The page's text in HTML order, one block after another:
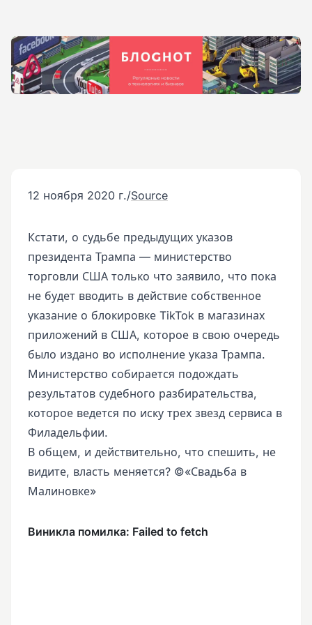
12 ноября 2020 г./Source
Кстати, о судьбе предыдущих указов
президента Трампа — министерство
торговли США только что заявило, что пока
не будет вводить в действие собственное
указание о блокировке TikTok в магазинах
приложений в США, которое в свою очередь
было издано во исполнение указа Трампа.
Министерство собирается подождать
результатов судебного разбирательства,
которое ведется по иску трех звезд сервиса в
Филадельфии.
В общем, и действительно, что спешить, не
видите, власть меняется? ©«Свадьба в
Малиновке»